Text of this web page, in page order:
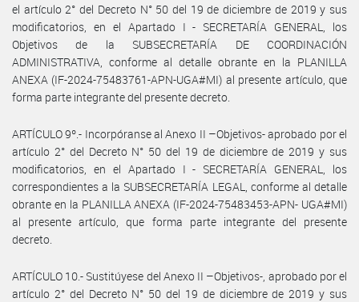
el artículo 2° del Decreto N° 50 del 19 de diciembre de 2019 y sus
modificatorios, en el Apartado I - SECRETARÍA GENERAL, los
Objetivos de la SUBSECRETARÍA DE COORDINACIÓN
ADMINISTRATIVA, conforme al detalle obrante en la PLANILLA
ANEXA (IF-2024-75483761-APN-UGA#MI) al presente artículo, que
forma parte integrante del presente decreto.
ARTÍCULO 9º.- Incorpóranse al Anexo II –Objetivos- aprobado por el
artículo 2° del Decreto N° 50 del 19 de diciembre de 2019 y sus
modificatorios, en el Apartado I - SECRETARÍA GENERAL, los
correspondientes a la SUBSECRETARÍA LEGAL, conforme al detalle
obrante en la PLANILLA ANEXA (IF-2024-75483453-APN- UGA#MI)
al presente artículo, que forma parte integrante del presente
decreto.
ARTÍCULO 10.- Sustitúyese del Anexo II –Objetivos-, aprobado por el
artículo 2° del Decreto N° 50 del 19 de diciembre de 2019 y sus